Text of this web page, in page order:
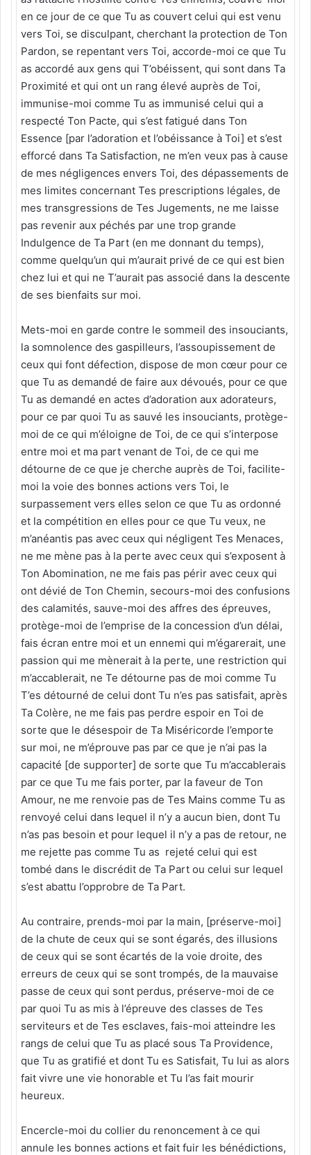
en ce jour de ce que Tu as couvert celui qui est venu
vers Toi, se disculpant, cherchant la protection de Ton
Pardon, se repentant vers Toi, accorde-moi ce que Tu
as accordé aux gens qui T’obéissent, qui sont dans Ta
Proximité et qui ont un rang élevé auprès de Toi,
immunise-moi comme Tu as immunisé celui qui a
respecté Ton Pacte, qui s’est fatigué dans Ton
Essence [par l’adoration et l’obéissance à Toi] et s’est
efforcé dans Ta Satisfaction, ne m’en veux pas à cause
de mes négligences envers Toi, des dépassements de
mes limites concernant Tes prescriptions légales, de
mes transgressions de Tes Jugements, ne me laisse
pas revenir aux péchés par une trop grande
Indulgence de Ta Part (en me donnant du temps),
comme quelqu’un qui m’aurait privé de ce qui est bien
chez lui et qui ne T’aurait pas associé dans la descente
de ses bienfaits sur moi.
Mets-moi en garde contre le sommeil des insouciants,
la somnolence des gaspilleurs, l’assoupissement de
ceux qui font défection, dispose de mon cœur pour ce
que Tu as demandé de faire aux dévoués, pour ce que
Tu as demandé en actes d’adoration aux adorateurs,
pour ce par quoi Tu as sauvé les insouciants, protège-
moi de ce qui m’éloigne de Toi, de ce qui s’interpose
entre moi et ma part venant de Toi, de ce qui me
détourne de ce que je cherche auprès de Toi, facilite-
moi la voie des bonnes actions vers Toi, le
surpassement vers elles selon ce que Tu as ordonné
et la compétition en elles pour ce que Tu veux, ne
m’anéantis pas avec ceux qui négligent Tes Menaces,
ne me mène pas à la perte avec ceux qui s’exposent à
Ton Abomination, ne me fais pas périr avec ceux qui
ont dévié de Ton Chemin, secours-moi des confusions
des calamités, sauve-moi des affres des épreuves,
protège-moi de l’emprise de la concession d’un délai,
fais écran entre moi et un ennemi qui m’égarerait, une
passion qui me mènerait à la perte, une restriction qui
m’accablerait, ne Te détourne pas de moi comme Tu
T’es détourné de celui dont Tu n’es pas satisfait, après
Ta Colère, ne me fais pas perdre espoir en Toi de
sorte que le désespoir de Ta Miséricorde l’emporte
sur moi, ne m’éprouve pas par ce que je n’ai pas la
capacité [de supporter] de sorte que Tu m’accablerais
par ce que Tu me fais porter, par la faveur de Ton
Amour, ne me renvoie pas de Tes Mains comme Tu as
renvoyé celui dans lequel il n’y a aucun bien, dont Tu
n’as pas besoin et pour lequel il n’y a pas de retour, ne
me rejette pas comme Tu as rejeté celui qui est
tombé dans le discrédit de Ta Part ou celui sur lequel
s’est abattu l’opprobre de Ta Part.
Au contraire, prends-moi par la main, [préserve-moi]
de la chute de ceux qui se sont égarés, des illusions
de ceux qui se sont écartés de la voie droite, des
erreurs de ceux qui se sont trompés, de la mauvaise
passe de ceux qui sont perdus, préserve-moi de ce
par quoi Tu as mis à l’épreuve des classes de Tes
serviteurs et de Tes esclaves, fais-moi atteindre les
rangs de celui que Tu as placé sous Ta Providence,
que Tu as gratifié et dont Tu es Satisfait, Tu lui as alors
fait vivre une vie honorable et Tu l’as fait mourir
heureux.
Encercle-moi du collier du renoncement à ce qui
annule les bonnes actions et fait fuir les bénédictions,